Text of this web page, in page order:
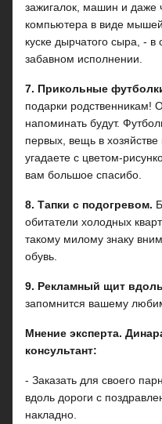
зажигалок, машин и даже
компьютера в виде
куске дырчатого сыра, -
забавном исполнении.
7. Прикольные
подарки родственникам!
напоминать будут.
первых, вещь в
угадаете с цветом-
вам большое спасибо.
8. Тапки с подогревом.
обитатели холодных
такому милому знаку
обувь.
9. Рекламный щит
запомнится вашему
Мнение эксперта.
консультант:
- Заказать для своего
вдоль дороги с
накладно.